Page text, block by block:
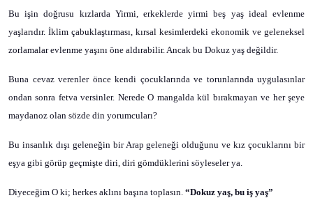
Bu işin doğrusu kızlarda Yirmi, erkeklerde yirmi beş yaş ideal evlenme
yaşlarıdır. İklim çabuklaştırması, kırsal kesimlerdeki ekonomik ve geleneksel
zorlamalar evlenme yaşını öne aldırabilir. Ancak bu Dokuz yaş değildir.
Buna cevaz verenler önce kendi çocuklarında ve torunlarında uygulasınlar
ondan sonra fetva versinler. Nerede O mangalda kül bırakmayan ve her şeye
maydanoz olan sözde din yorumcuları?
Bu insanlık dışı geleneğin bir Arap geleneği olduğunu ve kız çocuklarını bir
eşya gibi görüp geçmişte diri, diri gömdüklerini söyleseler ya.
Diyeceğim O ki; herkes aklını başına toplasın. “Dokuz yaş, bu iş yaş”